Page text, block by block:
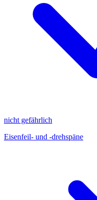
nicht gefährlich
Eisenfeil- und -drehspäne